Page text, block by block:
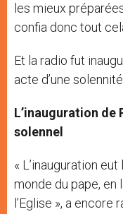
les mieux
confia donc tout
Et la radio fut
acte d’une
L’inauguration de
solennel
« L’inauguration
monde du pape, en
l’Eglise », a encore